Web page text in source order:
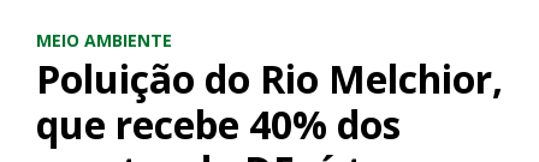
MEIO AMBIENTE
Poluição do Rio Melchior,
que recebe 40% dos